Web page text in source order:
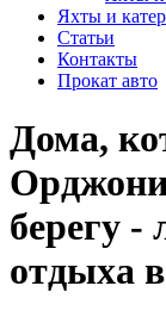
Яхты и
Статьи
Контакты
Прокат авто
Дома,
берегу
отдыха